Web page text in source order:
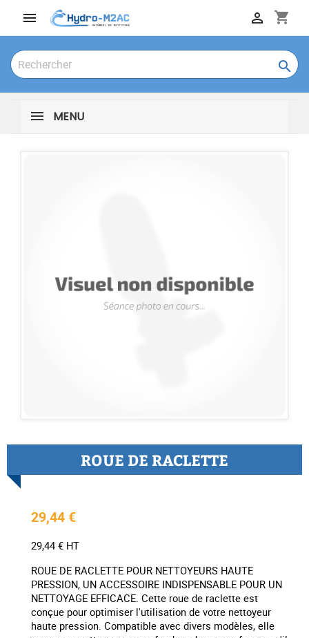
 shopping_cart


MENU
ROUE DE RACLETTE
29,44 €
29,44 € HT
ROUE DE RACLETTE POUR NETTOYEURS HAUTE
PRESSION, UN ACCESSOIRE INDISPENSABLE POUR UN
NETTOYAGE EFFICACE. Cette roue de raclette est
conçue pour optimiser l'utilisation de votre nettoyeur
haute pression. Compatible avec divers modèles, elle